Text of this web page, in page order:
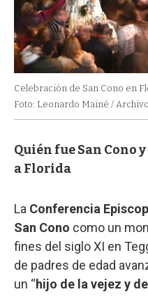
Celebración de San Cono en
Foto: Leonardo Mainé /
Quién fue San Cono
a Florida
La Conferencia
San Cono como un
fines del siglo XI en
de padres de edad
un “hijo de la vejez y